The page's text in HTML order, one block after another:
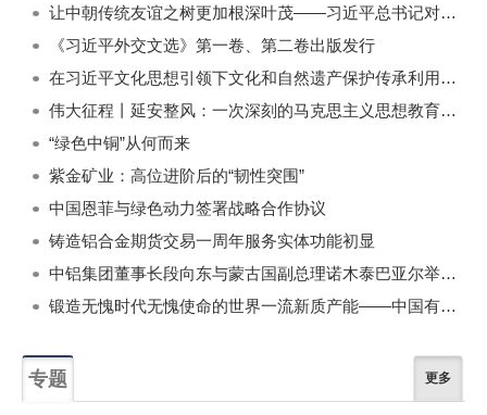
让中朝传统友谊之树更加根深叶茂——习近平总书记对朝鲜进行国事访问纪实
《习近平外交文选》第一卷、第二卷出版发行
在习近平文化思想引领下文化和自然遗产保护传承利用工作开创新局面
伟大征程丨延安整风：一次深刻的马克思主义思想教育运动
“绿色中铜”从何而来
紫金矿业：高位进阶后的“韧性突围”
中国恩菲与绿色动力签署战略合作协议
铸造铝合金期货交易一周年服务实体功能初显
中铝集团董事长段向东与蒙古国副总理诺木泰巴亚尔举行会谈
锻造无愧时代无愧使命的世界一流新质产能——中国有色金属工业的战略应对与破局之道（二）
专题 更多